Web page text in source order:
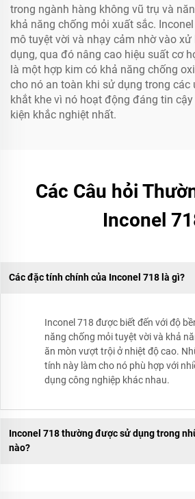
trong ngành hàng không vũ trụ và
khả năng chống mỏi xuất sắc.
mô tuyệt vời và nhạy cảm nhờ vào
dụng, qua đó nâng cao hiệu suất cơ
là một hợp kim có khả năng chống
cho nó an toàn khi sử dụng trong các
khắt khe vì nó hoạt động đáng tin
kiện khắc nghiệt nhất.
Các Câu hỏi
Inconel
Các đặc tính chính của Inconel 718 là gì?
Inconel 718 được biết đến với độ
năng chống mỏi tuyệt vời và khả
ăn mòn vượt trội ở nhiệt độ cao.
tính này làm cho nó phù hợp với
dụng công nghiệp khác nhau.
Inconel 718 thường được sử dụng trong
nào?